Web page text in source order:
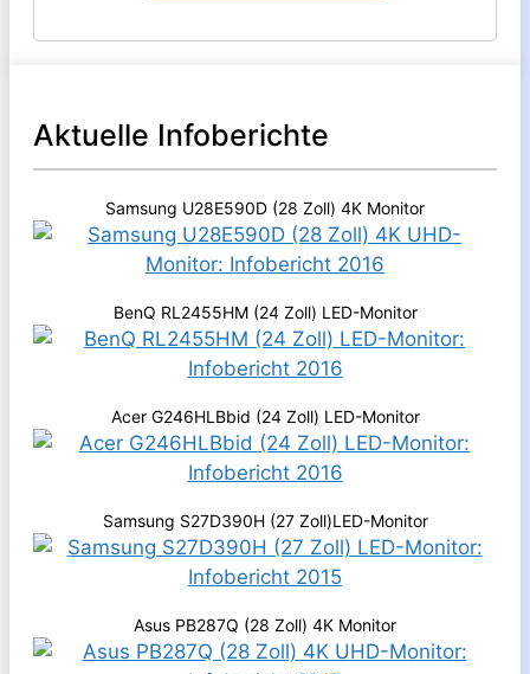
Aktuelle Infoberichte
Samsung U28E590D (28 Zoll) 4K Monitor
BenQ RL2455HM (24 Zoll) LED-Monitor
Acer G246HLBbid (24 Zoll) LED-Monitor
Samsung S27D390H (27 Zoll)LED-Monitor
Asus PB287Q (28 Zoll) 4K Monitor